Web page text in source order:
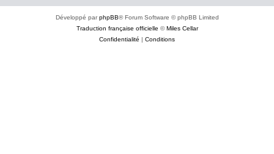
Développé parphpBB® Forum Software © phpBB Limited
Traduction française officielle ©Miles Cellar
Confidentialité | Conditions